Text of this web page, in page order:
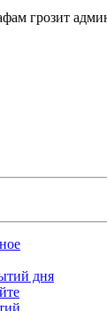
грозит
дня